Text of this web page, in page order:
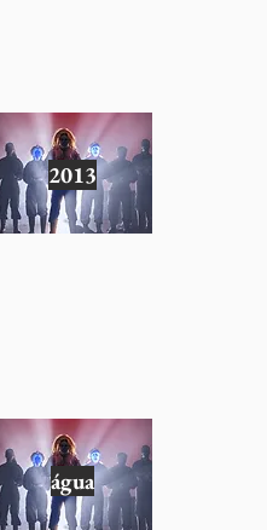
2013
água